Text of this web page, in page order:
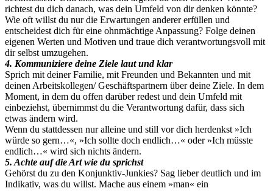
richtest du dich danach, was dein Umfeld von dir denken könnte?
Wie oft willst du nur die Erwartungen anderer erfüllen und
entscheidest dich für eine ohnmächtige Anpassung? Folge deinen
eigenen Werten und Motiven und traue dich verantwortungsvoll mit
dir selbst umzugehen.
4. Kommuniziere deine Ziele laut und klar
Sprich mit deiner Familie, mit Freunden und Bekannten und mit
deinen Arbeitskollegen/ Geschäftspartnern über deine Ziele. In dem
Moment, in dem du offen darüber redest und dein Umfeld mit
einbeziehst, übernimmst du die Verantwortung dafür, dass sich
etwas ändern wird.
Wenn du stattdessen nur alleine und still vor dich herdenkst »Ich
würde so gern…«, »Ich sollte doch endlich…« oder »Ich müsste
endlich…« wird sich nichts ändern.
5. Achte auf die Art wie du sprichst
Gehörst du zu den Konjunktiv-Junkies? Sag lieber deutlich und im
Indikativ, was du willst. Mache aus einem »man« ein